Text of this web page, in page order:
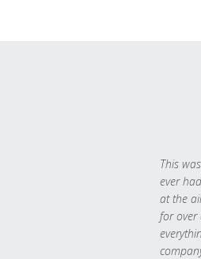
This
ever
at the
for over